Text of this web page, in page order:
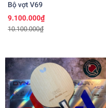
Bộ vợt V69
9.100.000₫
10.100.000₫